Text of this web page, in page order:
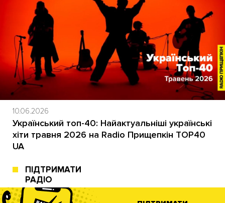
10.06.2026
Український топ-40: Найактуальніші українські
хіти травня 2026 на Radio Прищепкін TOP40
UA
ПІДТРИМАТИ
РАДІО